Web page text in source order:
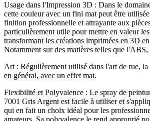
Usage dans l'Impression 3D : Dans le
cette couleur avec un fini mat peut être
finition professionnelle et attrayante aux
particulièrement utile pour mettre en valeur
transformant les créations imprimées en 3D
Notamment sur des matières telles que
Art : Régulièrement utilisé dans l'art de rue,
en général, avec un effet mat.
Flexibilité et Polyvalence : Le spray de
7001 Gris Argent est facile à utiliser et
qui en fait un choix idéal pour les